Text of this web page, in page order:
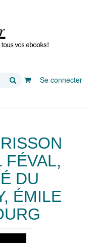
Se connecter
FÉVAL,
DU
ÉMILE